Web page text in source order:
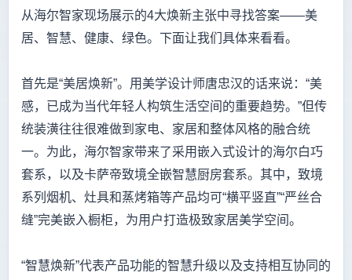
从海尔智家现场展示的4大焕新主张中寻找答案——美
居、智慧、健康、绿色。下面让我们具体来看看。
首先是“美居焕新”。用美学设计师唐忠汉的话来说：“美
感，已成为当代年轻人构筑生活空间的重要趋势。”但传
统装潢往往很难做到家电、家居和整体风格的融合统
一。为此，海尔智家带来了采用嵌入式设计的海尔白巧
套系，以及卡萨帝致境全嵌智慧厨房套系。其中，致境
系列烟机、灶具和蒸烤箱等产品均可“横平竖直”“严丝合
缝”完美嵌入橱柜，为用户打造极致家居美学空间。
“智慧焕新”代表产品功能的智慧升级以及支持相互协同的